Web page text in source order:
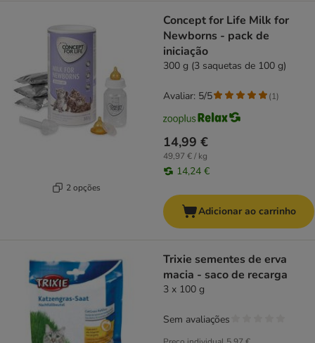
2 opções
Concept for Life Milk for
Newborns - pack de
iniciação
300 g (3 saquetas de 100 g)
14,99 €
49,97 € / kg
14,24 €
Avaliar: 5/5 (1)
Adicionar ao carrinho
Trixie sementes de erva
macia - saco de recarga
3 x 100 g
Sem avaliações